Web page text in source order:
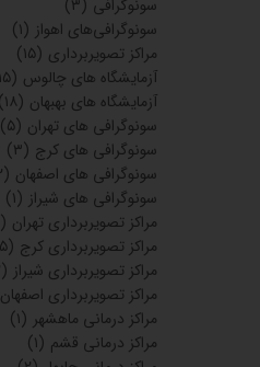
سونوگرافی (۳)
سونوگرافی‌های اهواز (۱)
مراکز تصویربرداری (۱۵)
آزمایشگاه های چالوس (۱۵)
آزمایشگاه های بهبهان (۱۸)
سونوگرافی های تهران (۵)
سونوگرافی های کرج (۳)
سونوگرافی های اصفهان (۲)
سونوگرافی های شیراز (۱)
مراکز تصویربرداری تهران (۱۵)
مراکز تصویربرداری کرج (۵)
مراکز تصویربرداری شیراز (۲)
مراکز تصویربرداری اصفهان
مراکز درمانی ماهشهر (۱)
مراکز درمانی قشم (۱)